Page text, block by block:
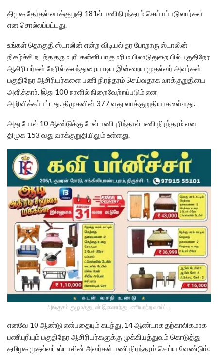
திமுக தேர்தல் வாக்குறுதி 181ல் பணிநிரந்தரம் செய்யப்படுவார்கள்
என சொல்லப்பட்டது.
உங்கள் தொகுதி ஸ்டாலின் என்ற விடியல் தர போறாரு ஸ்டாலின்
நிகழ்ச்சி நடந்த தருமபுரி கன்னியாகுமரி மயிலாடுதுறையில் பகுதிநேர
ஆசிரியர்கள் நேரில் கலந்துரையாடிய இன்றைய முதல்வர் அவர்கள்
பகுதிநேர ஆசிரியர்களை பணி நிரந்தரம் செய்வதாக வாக்குறுதியை
அளித்தார். இது 100 நாளில் நிறைவேற்றப்படும் என
அறிவிக்கப்பட்டது. திமுகவின் 377 வது வாக்குறுதியாக உள்ளது.
அது போல் 10 ஆண்டுக்கு மேல் பணிபுரிந்தால் பணி நிரந்தரம் என
திமுக 153 வது வாக்குறுதியிலும் உள்ளது.
அங்குசம் குழுமத்துடன் இணைந்து பணியாற்ற வாய்ப்பு.
எனவே 10 ஆண்டு என்பதையும் கடந்து, 14 ஆண்டாக தற்காலிகமாக
பணிபுரியும் பகுதிநேர ஆசிரியர்களுக்கு முக்கியத்துவம் கொடுத்து
தமிழக முதல்வர் ஸ்டாலின் அவர்கள் பணி நிரந்தரம் செய்ய வேண்டும்.